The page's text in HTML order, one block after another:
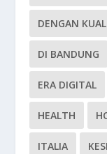
DENGAN
DI BANDUNG
ERA DIGITAL
HEALTH
ITALIA